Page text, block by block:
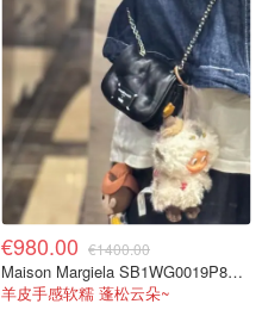
€980.00 €1400.00
Maison Margiela SB1WG0019P8840 黑色羊皮手袋
羊皮手感软糯 蓬松云朵~